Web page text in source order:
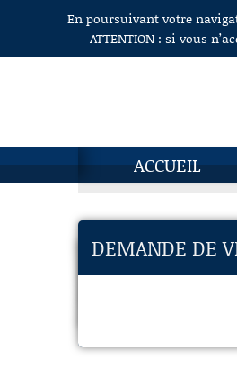
Aller au contenuEn poursuivant votre
ATTENTION : si vous
ACCUEIL
DEMANDE DE